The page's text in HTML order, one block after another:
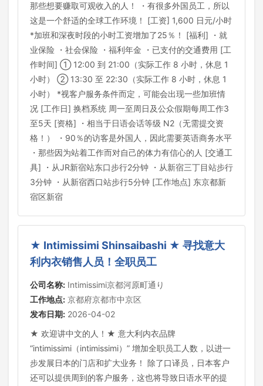
那些想要赚取可观收入的人！ ・有很多外国员工，所以
这是一个舒适的全球工作环境！ [工资] 1,600 日元/小时
*加班和深夜时段的小时工资增加了25％！ [福利] ・就
业保险 ・社会保险 ・福利年金 ・已支付的交通费用 [工
作时间] ① 12:00 到 21:00（实际工作 8 小时，休息 1
小时） ② 13:30 至 22:30（实际工作 8 小时，休息 1
小时） *视客户服务条件而定，可能会出现一些加班情
况 [工作日] 换档系统 周一至周日及公众假期每周工作3
至5天 [资格] ・相当于日语会话等级 N2（无需提交资
格！） ・90％的访客是外国人，因此需要英语商务水平
・那些因为站着工作而对自己的体力有信心的人 [交通工
具] ・从JR新宿站东口步行2分钟 ・从新宿三丁目站步行
3分钟 ・从新宿西口站步行5分钟 [工作地点] 东京都新
宿区新宿
★ Intimissimi Shinsaibashi ★ 寻找意大
利内衣销售人员！全职员工
公司名称: Intimissimi京都河原町通り
工作地点: 京都府京都市中京区
发布日期: 2026-04-02
★ 欢迎讲中文的人！★ 意大利内衣品牌
“intimissimi（intimissimi）” 增加全职员工人数，以进一
步发展日本的门店和扩大业务！ 除了口译员，日本客户
还可以提供周到的客户服务，这也将导致日语水平的提